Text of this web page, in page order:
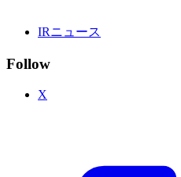
IRニュース
Follow
X